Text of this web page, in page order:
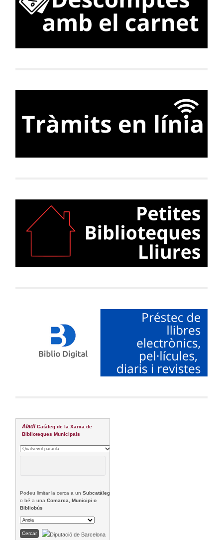
Aladí Catàleg de la Xarxa de
Biblioteques Municipals
Podeu limitar la cerca a unSubcatàleg
o bé a unaComarca, Municipi o
Bibliobús